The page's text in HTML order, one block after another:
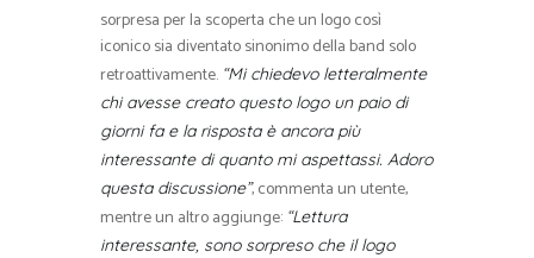
sorpresa per la scoperta che un logo così
iconico sia diventato sinonimo della band solo
retroattivamente. “Mi chiedevo letteralmente
chi avesse creato questo logo un paio di
giorni fa e la risposta è ancora più
interessante di quanto mi aspettassi. Adoro
questa discussione”, commenta un utente,
mentre un altro aggiunge: “Lettura
interessante, sono sorpreso che il logo